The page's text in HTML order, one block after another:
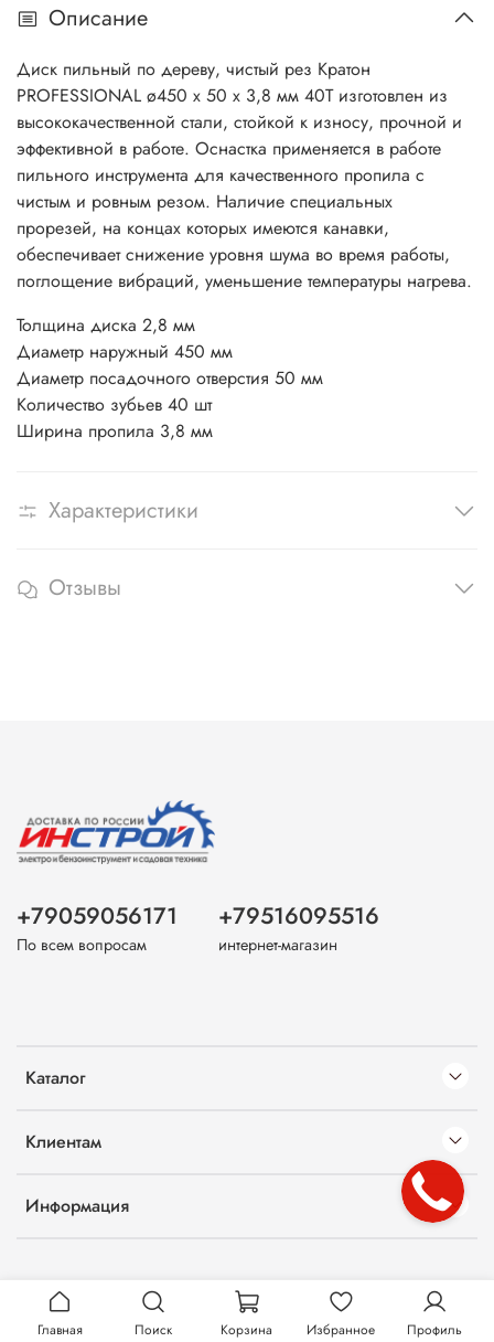
Описание
Диск пильный по дереву, чистый рез Кратон
PROFESSIONAL ø450 х 50 х 3,8 мм 40Т изготовлен из
высококачественной стали, стойкой к износу, прочной и
эффективной в работе. Оснастка применяется в работе
пильного инструмента для качественного пропила с
чистым и ровным резом. Наличие специальных
прорезей, на концах которых имеются канавки,
обеспечивает снижение уровня шума во время работы,
поглощение вибраций, уменьшение температуры нагрева.
Толщина диска 2,8 мм
Диаметр наружный 450 мм
Диаметр посадочного отверстия 50 мм
Количество зубьев 40 шт
Ширина пропила 3,8 мм
Характеристики
Отзывы
Каталог
Клиентам
Информация
+79059056171
По всем вопросам
+79516095516
интернет-магазин
Главная Поиск Корзина Избранное Профиль